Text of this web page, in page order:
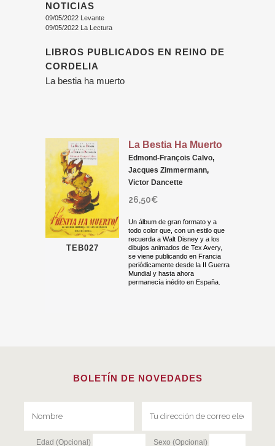
NOTICIAS
09/05/2022 Levante
09/05/2022 La Lectura
LIBROS PUBLICADOS EN REINO DE
CORDELIA
La bestia ha muerto
TEB027
La Bestia Ha Muerto
Edmond-François Calvo,
Jacques Zimmermann,
Victor Dancette
26,50€
Un álbum de gran formato y a
todo color que, con un estilo que
recuerda a Walt Disney y a los
dibujos animados de Tex Avery,
se viene publicando en Francia
periódicamente desde la II Guerra
Mundial y hasta ahora
permanecía inédito en España.
BOLETÍN DE NOVEDADES
Edad (Opcional) Sexo (Opcional)